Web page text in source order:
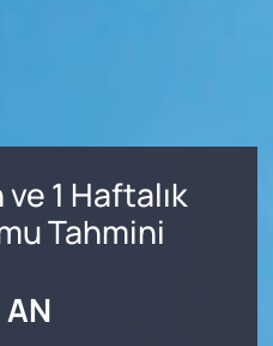
ve 1 Haftalık
Tahmini
AN